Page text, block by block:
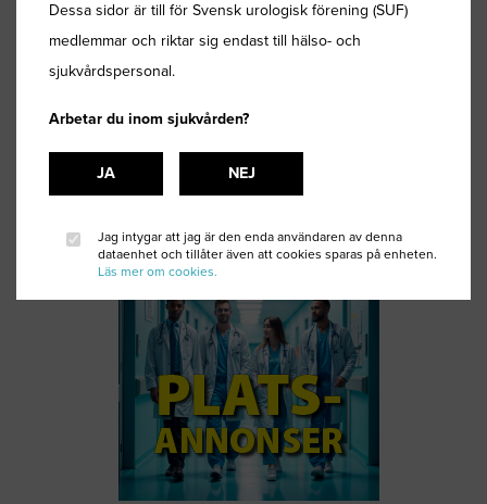
Klicka här för förkortad
Dessa sidor är till för Svensk urologisk förening (SUF)
medlemmar och riktar sig endast till hälso- och
sjukvårdspersonal.
Arbetar du inom sjukvården?
JA NEJ
Jag intygar att jag är den enda användaren av denna
dataenhet och tillåter även att cookies sparas på enheten.
Läs mer om cookies.